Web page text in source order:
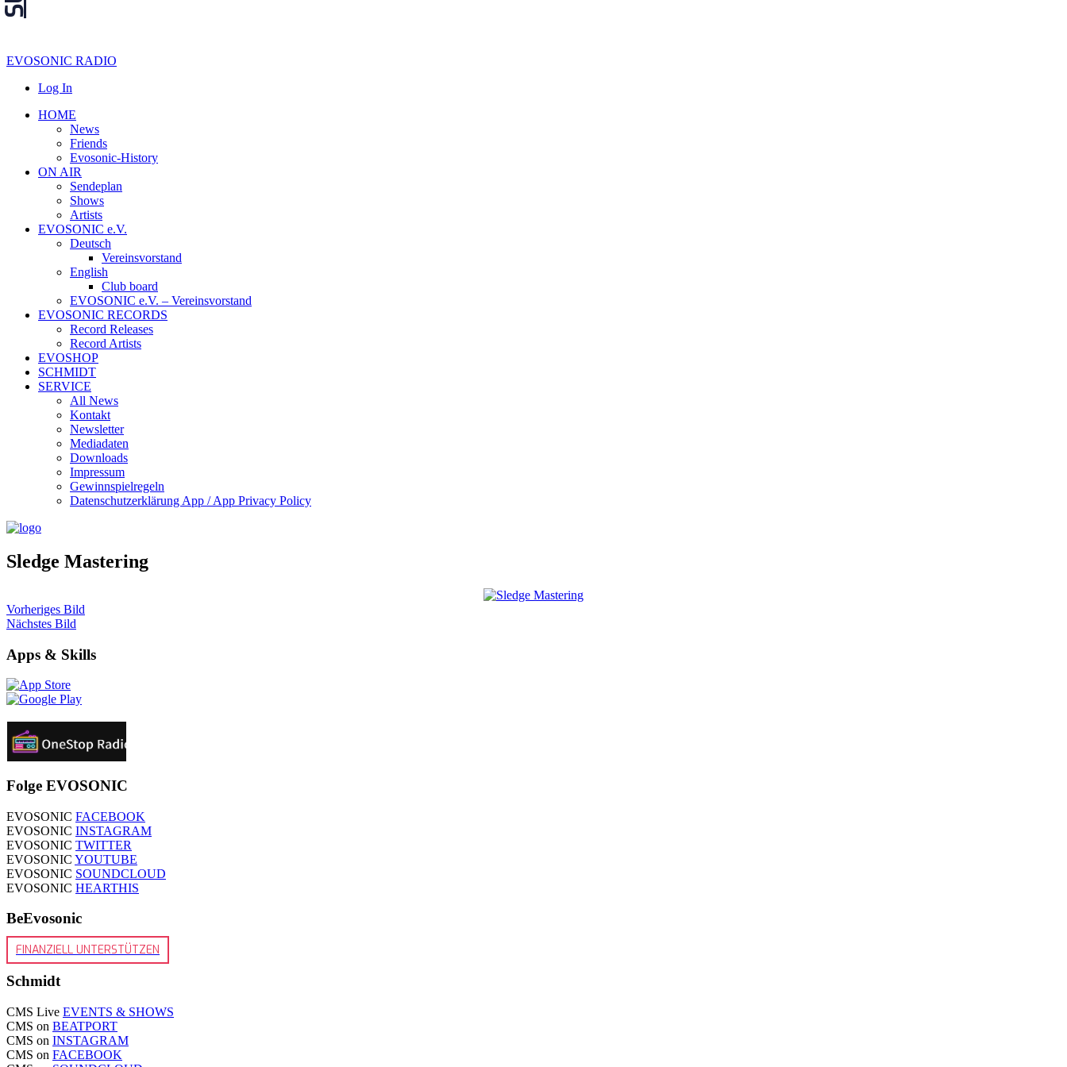
EVOSONIC RADIO
Log In
HOME
News
Friends
Evosonic-History
ON AIR
Sendeplan
Shows
Artists
EVOSONIC e.V.
Deutsch
Vereinsvorstand
English
Club board
EVOSONIC e.V. ‒ Vereinsvorstand
EVOSONIC RECORDS
Record Releases
Record Artists
EVOSHOP
SCHMIDT
SERVICE
All News
Kontakt
Newsletter
Mediadaten
Downloads
Impressum
Gewinnspielregeln
Datenschutzerklärung App / App Privacy Policy
Sledge Mastering
Vorheriges Bild
Nächstes Bild
Apps & Skills
Folge EVOSONIC
EVOSONIC FACEBOOK
EVOSONIC INSTAGRAM
EVOSONIC TWITTER
EVOSONIC YOUTUBE
EVOSONIC SOUNDCLOUD
EVOSONIC HEARTHIS
BeEvosonic
FINANZIELL UNTERSTÜTZEN
Schmidt
CMS Live EVENTS & SHOWS
CMS on BEATPORT
CMS on INSTAGRAM
CMS on FACEBOOK